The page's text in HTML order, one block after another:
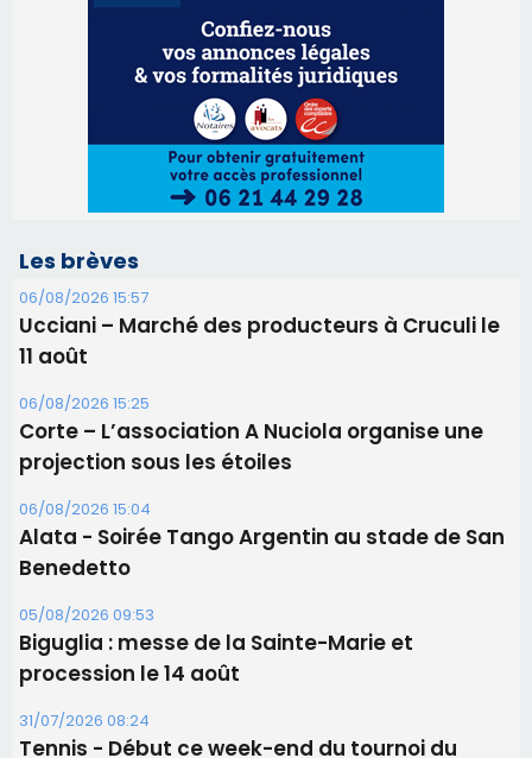
Les brèves
06/08/2026 15:57
Ucciani – Marché des producteurs à Cruculi le
11 août
06/08/2026 15:25
Corte – L’association A Nuciola organise une
projection sous les étoiles
06/08/2026 15:04
Alata - Soirée Tango Argentin au stade de San
Benedetto
05/08/2026 09:53
Biguglia : messe de la Sainte-Marie et
procession le 14 août
31/07/2026 08:24
Tennis - Début ce week-end du tournoi du